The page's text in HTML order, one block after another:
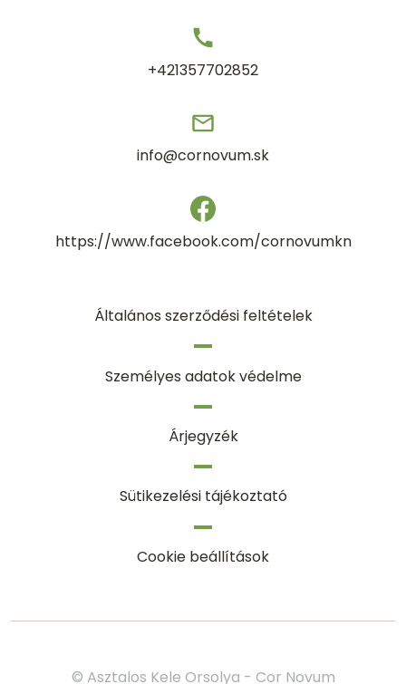
+421357702852
info@cornovum.sk
https://www.facebook.com/cornovumkn
Általános szerződési feltételek
Személyes adatok védelme
Árjegyzék
Sütikezelési tájékoztató
Cookie beállítások
© Asztalos Kele Orsolya - Cor Novum